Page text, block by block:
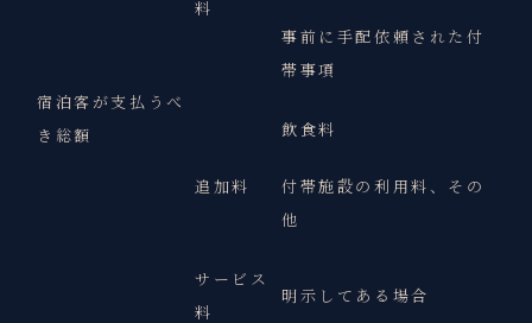
宿泊客が支払うべ
き総額
料
事前に手配依頼された付
帯事項
追加料
飲食料
付帯施設の利用料、その
他
サービス
料
明示してある場合